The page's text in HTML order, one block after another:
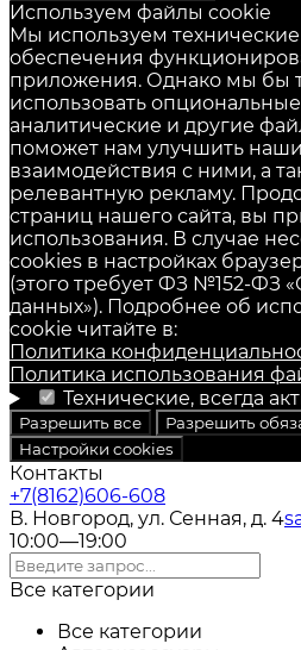
Используем файлы cookie
Мы используем
обеспечения
приложения. Однако мы бы
использовать
аналитические и другие
поможет нам улучшить
взаимодействия с ними, а
релевантную рекламу.
страниц нашего сайта, вы
использования. В случае
cookies в настройках
(этого требует ФЗ №152-ФЗ
данных»). Подробнее об
cookie читайте в:
Политика
Политика использования
Технические, всегда
Разрешить все
Разрешить
Настройки cookies
Контакты
+7(8162)606-608
В. Новгород, ул. Сенная, д. 4
10:00—19:00
Все категории
Все категории